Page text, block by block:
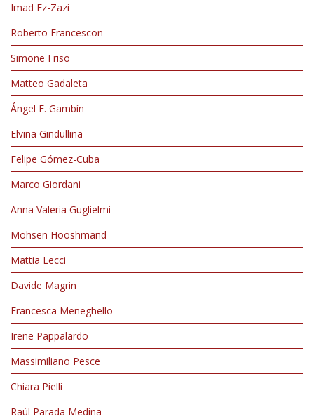
Imad Ez-Zazi
Roberto Francescon
Simone Friso
Matteo Gadaleta
Ángel F. Gambín
Elvina Gindullina
Felipe Gómez-Cuba
Marco Giordani
Anna Valeria Guglielmi
Mohsen Hooshmand
Mattia Lecci
Davide Magrin
Francesca Meneghello
Irene Pappalardo
Massimiliano Pesce
Chiara Pielli
Raúl Parada Medina